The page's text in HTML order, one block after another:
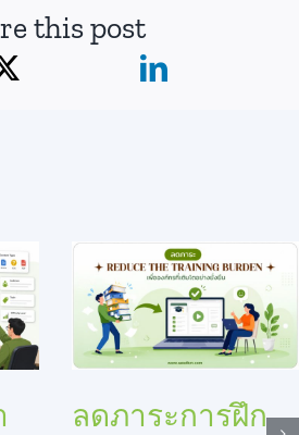
this post
ลดภาระการฝึก